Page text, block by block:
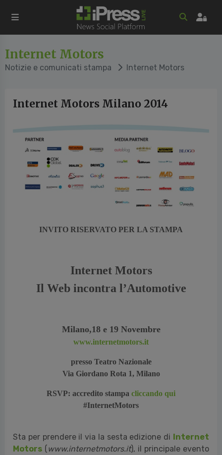
Internet Motors
Notizie e comunicati stampa Internet Motors
Internet Motors Milano 2014
INVITO RISERVATO PER LA STAMPA
Internet Motors
Il Web incontra l’Automotive
Milano,18 e 19 Novembre
www.internetmotors.it
presso Teatro Nazionale
Via Giordano Rota 1, Milano
RSVP: accredito stampa cliccando qui
#InternetMotors
Sta per prendere il via la sesta edizione di Internet
Motors ( www.internetmotors.it), il principale evento